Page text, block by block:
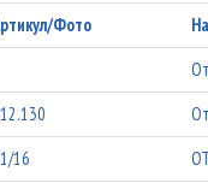
Фото
16